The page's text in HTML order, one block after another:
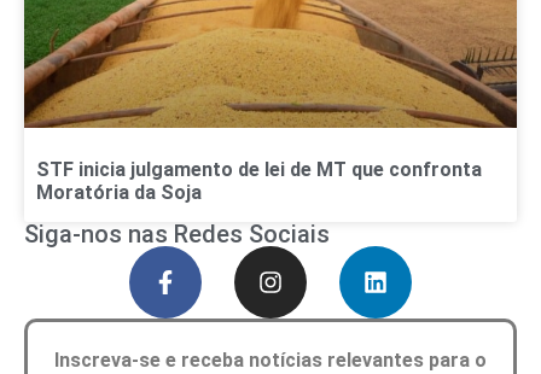
STF inicia julgamento de lei de MT que confronta
Moratória da Soja
Siga-nos nas Redes Sociais
Inscreva-se e receba notícias relevantes para o